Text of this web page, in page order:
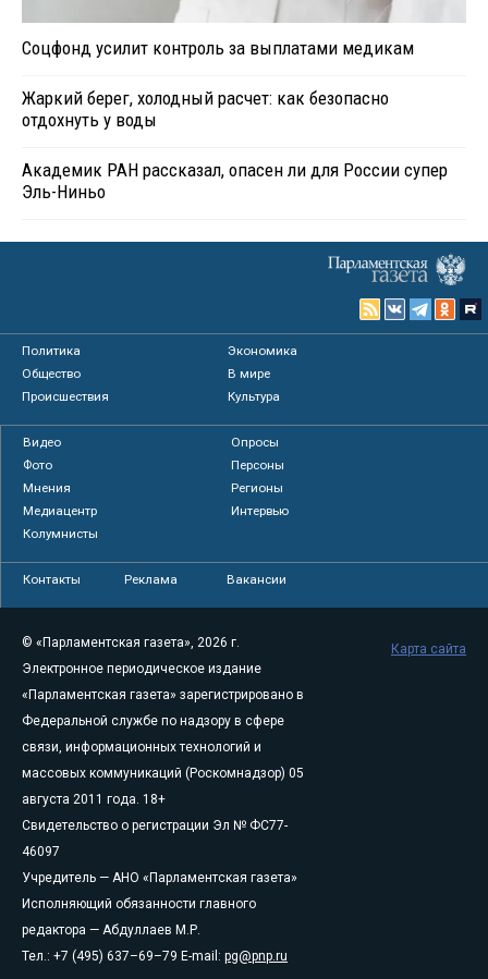
Соцфонд усилит контроль за выплатами медикам
Жаркий берег, холодный расчет: как безопасно
отдохнуть у воды
Академик РАН рассказал, опасен ли для России супер
Эль-Ниньо
Политика
Экономика
Общество
В мире
Происшествия
Культура
Видео
Опросы
Фото
Персоны
Мнения
Регионы
Медиацентр
Интервью
Колумнисты
Контакты Реклама Вакансии
© «Парламентская газета», 2026 г.
Электронное периодическое издание
«Парламентская газета» зарегистрировано в
Федеральной службе по надзору в сфере
связи, информационных технологий и
массовых коммуникаций (Роскомнадзор) 05
августа 2011 года. 18+
Свидетельство о регистрации Эл № ФС77-
46097
Учредитель — АНО «Парламентская газета»
Исполняющий обязанности главного
редактора — Абдуллаев М.Р.
Тел.: +7 (495) 637–69–79 E-mail: pg@pnp.ru
Карта сайта